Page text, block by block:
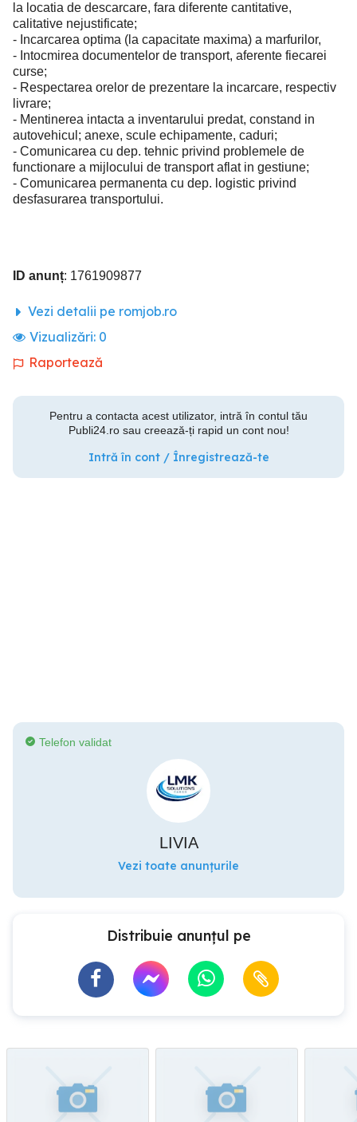
la locatia de descarcare, fara diferente cantitative,
calitative nejustificate;
- Incarcarea optima (la capacitate maxima) a marfurilor,
- Intocmirea documentelor de transport, aferente fiecarei
curse;
- Respectarea orelor de prezentare la incarcare, respectiv
livrare;
- Mentinerea intacta a inventarului predat, constand in
autovehicul; anexe, scule echipamente, caduri;
- Comunicarea cu dep. tehnic privind problemele de
functionare a mijlocului de transport aflat in gestiune;
- Comunicarea permanenta cu dep. logistic privind
desfasurarea transportului.
ID anunț: 1761909877
Vezi detalii pe romjob.ro
Vizualizări: 0
Raportează
Pentru a contacta acest utilizator, intră în contul tău
Publi24.ro sau creează-ți rapid un cont nou!
Intră în cont / Înregistrează-te
Telefon validat
LIVIA
Vezi toate anunțurile
Distribuie anunțul pe